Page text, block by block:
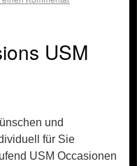
USM
und
für Sie
USM Occasionen